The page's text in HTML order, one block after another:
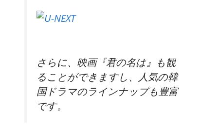
さらに、映画『君の名は』 も観
ることができますし、人気の韓
国ドラマのラインナップも豊富
です。